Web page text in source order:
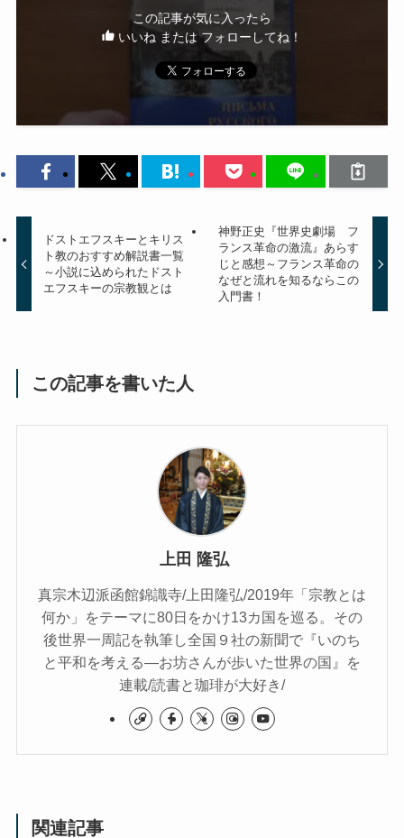
この記事が気に入ったら
いいね または フォローしてね！
ドストエフスキーとキリス
ト教のおすすめ解説書一覧
～小説に込められたドスト
エフスキーの宗教観とは
神野正史『世界史劇場 フ
ランス革命の激流』あらす
じと感想～フランス革命の
なぜと流れを知るならこの
入門書！
この記事を書いた人
上田 隆弘
真宗木辺派函館錦識寺/上田隆弘/2019年「宗教とは
何か」をテーマに80日をかけ13カ国を巡る。その
後世界一周記を執筆し全国９社の新聞で『いのち
と平和を考える―お坊さんが歩いた世界の国』を
連載/読書と珈琲が大好き/
関連記事